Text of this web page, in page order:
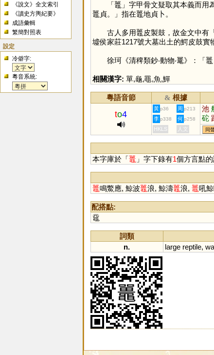
《說文》全文索引
《讀史方輿紀要》
成語彙輯
繁簡對照表
設定
冷僻字:
粵音系統:
「鼉」字甲骨文疑取其本義而用
鼉貞。」指在鼉地貞卜。
古人多用鼉皮製鼓，故金文中有「
墟侯家莊1217號大墓出土的鰐皮鼓實
徐珂《清稗類鈔‧動物‧鼍》：「鼉
相關漢字: 單,龜,黽,魚,鱓
粵語音節 & 根據
to4
黃 p36 周 p213 池
砣
碢
李 p338 何 p258
HKLS 人文 同
本字庫於「鼉 」字下錄有1個方言點
鼉鳴鱉應, 鯨波鼉浪, 鯨濤鼉浪, 鼉吼
配搭點:
黿
詞類
n.
large reptile,